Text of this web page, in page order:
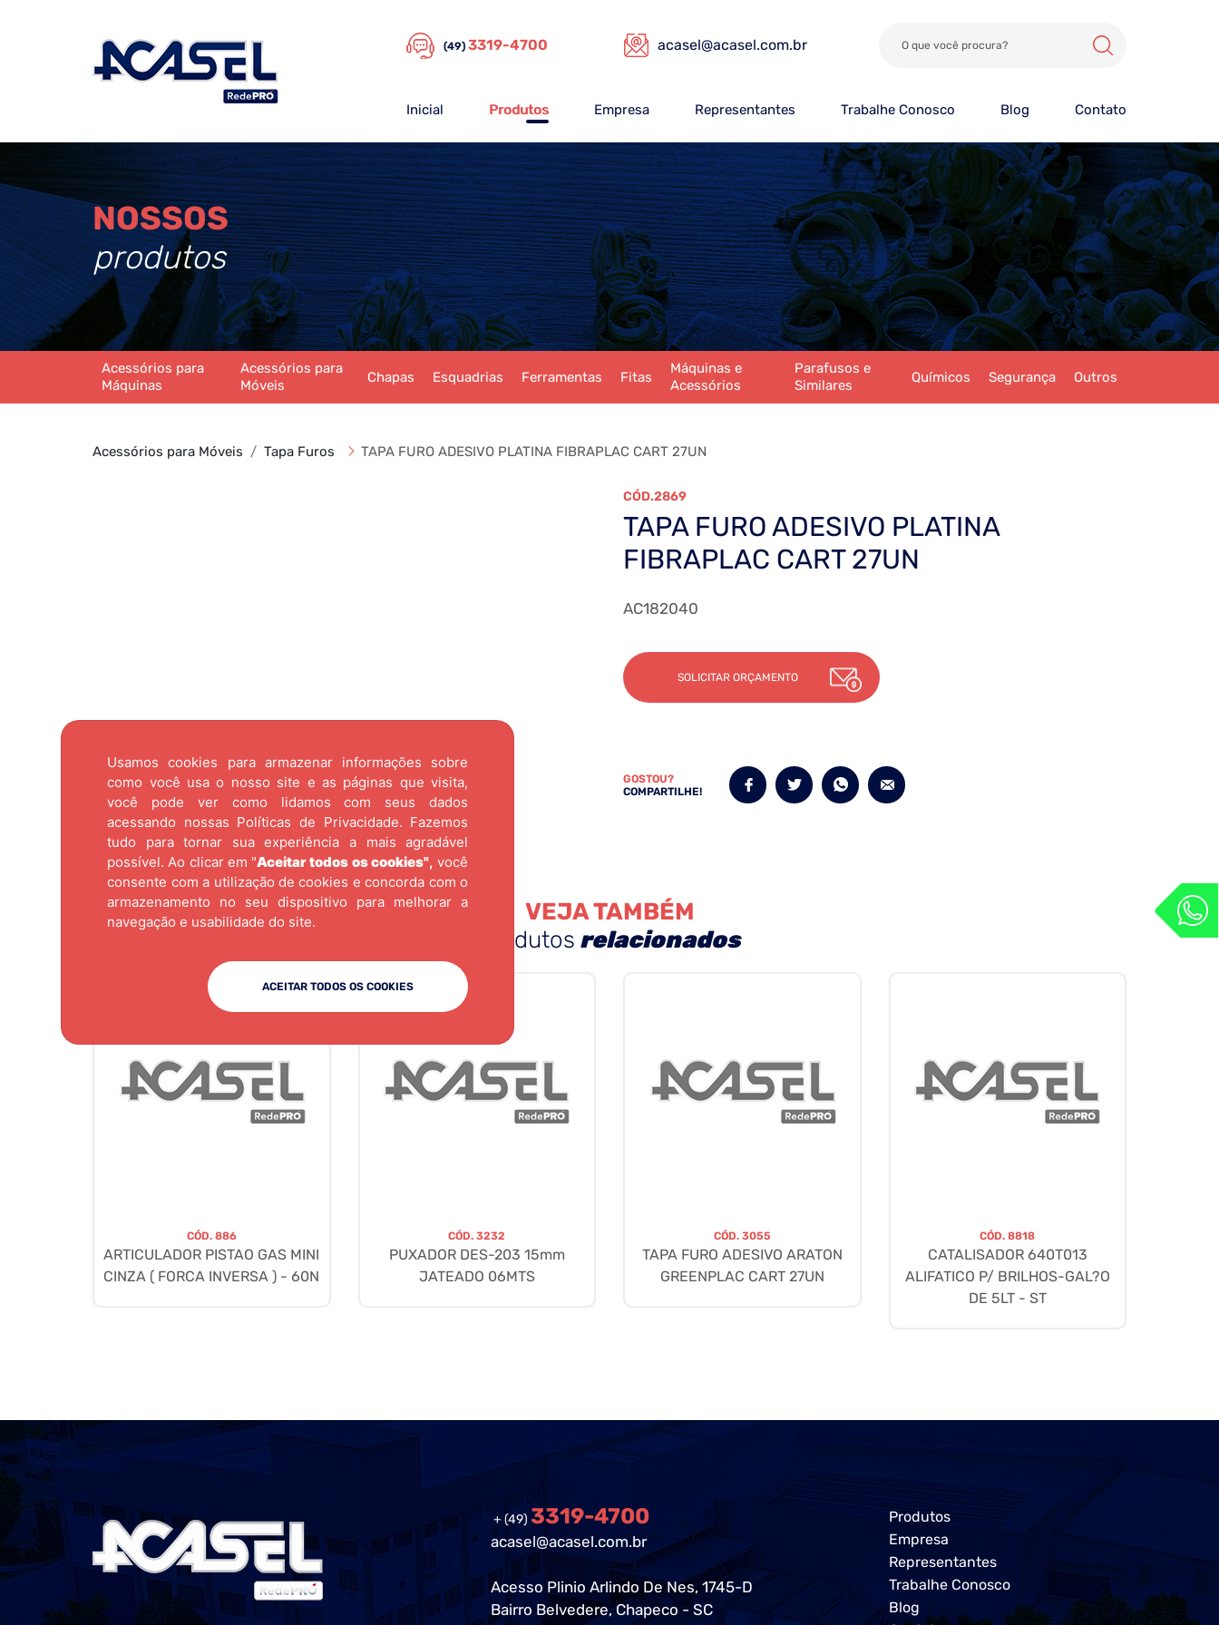
Usamos cookies para armazenar informações sobre
como você usa o nosso site e as páginas que visita,
você pode ver como lidamos com seus dados
acessando nossas Políticas de Privacidade. Fazemos
tudo para tornar sua experiência a mais agradável
possível. Ao clicar em "Aceitar todos os cookies", você
consente com a utilização de cookies e concorda com o
armazenamento no seu dispositivo para melhorar a
navegação e usabilidade do site.
ACEITAR TODOS OS COOKIES
(49) 3319-4700 acasel@acasel.com.br
Inicial Produtos Empresa Representantes Trabalhe Conosco Blog Contato
NOSSOS
produtos
Acessórios para
Máquinas
Acessórios para
Móveis
Chapas Esquadrias Ferramentas Fitas
Máquinas e
Acessórios
Parafusos e
Similares
Químicos Segurança Outros
Acessórios para Móveis Tapa Furos TAPA FURO ADESIVO PLATINA FIBRAPLAC CART 27UN
2869
TAPA FURO ADESIVO PLATINA
FIBRAPLAC CART 27UN
AC182040
SOLICITAR ORÇAMENTO
GOSTOU?
COMPARTILHE!
VEJA TAMBÉM
produtos relacionados
CÓD. 886
ARTICULADOR PISTAO GAS MINI
CINZA ( FORCA INVERSA ) - 60N
CÓD.3232
PUXADOR DES-203 15mm
JATEADO 06MTS
CÓD. 3055
TAPA FURO ADESIVO ARATON
GREENPLAC CART 27UN
CÓD.8818
CATALISADOR 640T013
ALIFATICO P/ BRILHOS-GAL?O
DE 5LT - ST
+ (49) 3319-4700
acasel@acasel.com.br
Acesso Plinio Arlindo De Nes, 1745-D
Bairro Belvedere, Chapeco - SC
Produtos
Empresa
Representantes
Trabalhe Conosco
Blog